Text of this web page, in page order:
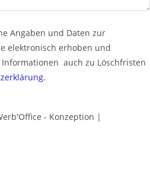
Angaben und Daten zur
elektronisch erhoben und
auch zu Löschfristen
.
- Konzeption |